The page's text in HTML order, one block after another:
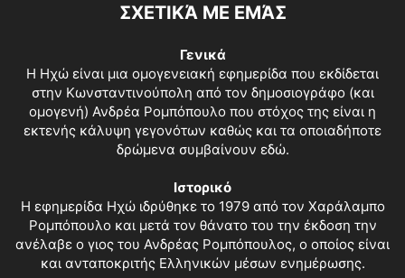
ΣΧΕΤΙΚΆ ΜΕ ΕΜΆΣ
Γενικά
Η Ηχώ είναι μια ομογενειακή εφημερίδα που εκδίδεται
στην Κωνσταντινούπολη από τον δημοσιογράφο (και
ομογενή) Ανδρέα Ρομπόπουλο που στόχος της είναι η
εκτενής κάλυψη γεγονότων καθώς και τα οποιαδήποτε
δρώμενα συμβαίνουν εδώ.
Ιστορικό
Η εφημερίδα Ηχώ ιδρύθηκε το 1979 από τον Χαράλαμπο
Ρομπόπουλο και μετά τον θάνατο του την έκδοση την
ανέλαβε ο γιος του Ανδρέας Ρομπόπουλος, ο οποίος είναι
και ανταποκριτής Ελληνικών μέσων ενημέρωσης.